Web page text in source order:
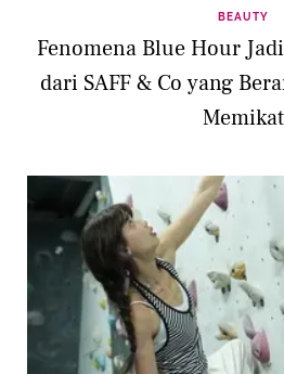
BEAUTY
Fenomena Blue Hour
dari SAFF & Co yang
Memikat